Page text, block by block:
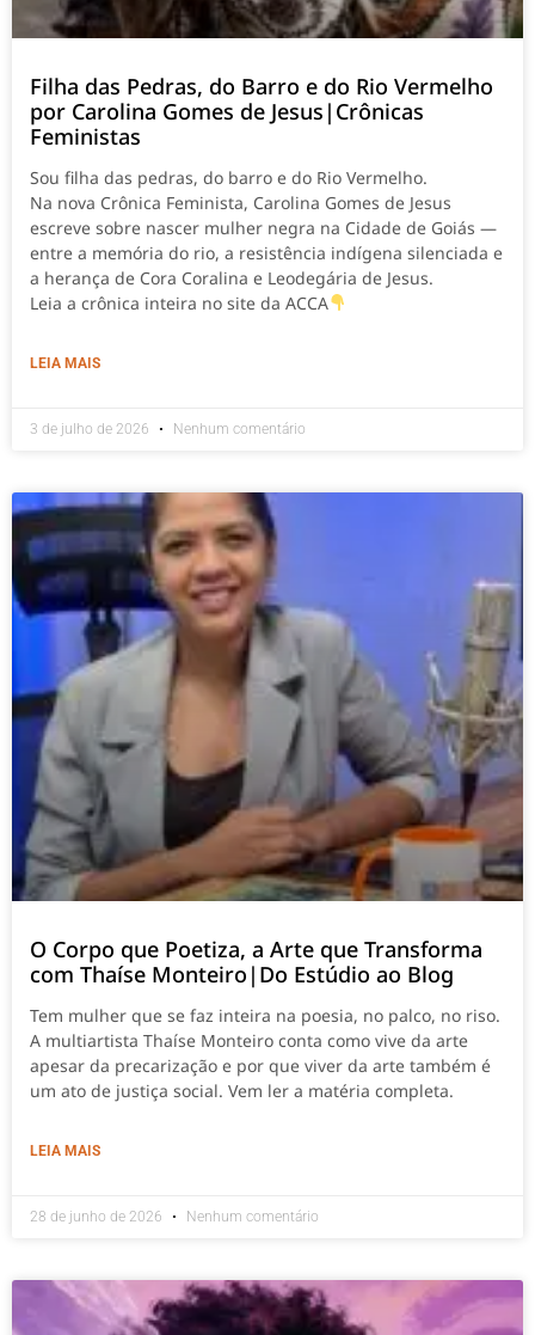
Filha das Pedras, do Barro e do Rio Vermelho
por Carolina Gomes de Jesus|Crônicas
Feministas
Sou filha das pedras, do barro e do Rio Vermelho.
Na nova Crônica Feminista, Carolina Gomes de Jesus
escreve sobre nascer mulher negra na Cidade de Goiás —
entre a memória do rio, a resistência indígena silenciada e
a herança de Cora Coralina e Leodegária de Jesus.
Leia a crônica inteira no site da ACCA
LEIA MAIS
3 de julho de 2026 Nenhum comentário
O Corpo que Poetiza, a Arte que Transforma
com Thaíse Monteiro|Do Estúdio ao Blog
Tem mulher que se faz inteira na poesia, no palco, no riso.
A multiartista Thaíse Monteiro conta como vive da arte
apesar da precarização e por que viver da arte também é
um ato de justiça social. Vem ler a matéria completa.
LEIA MAIS
28 de junho de 2026 Nenhum comentário